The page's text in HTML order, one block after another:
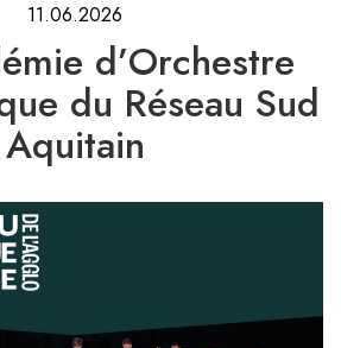
11.06.2026
d’Orchestre
du Réseau Sud
Aquitain